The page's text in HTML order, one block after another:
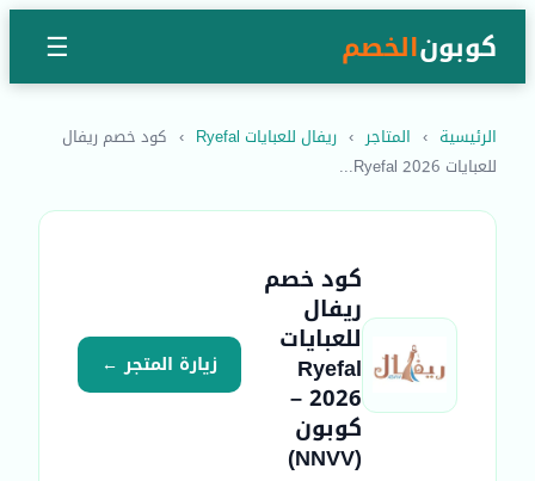
كوبونالخصم ☰
الرئيسية › المتاجر › ريفال للعبايات Ryefal › كود خصم ريفال
للعبايات Ryefal 2026...
كود خصم
ريفال
للعبايات
Ryefal
2026 –
كوبون
(NNVV)
زيارة المتجر ←